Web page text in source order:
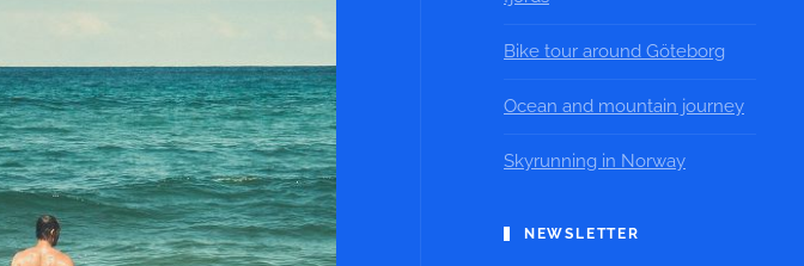
Bike tour around Göteborg
Ocean and mountain journey
Skyrunning in Norway
NEWSLETTER